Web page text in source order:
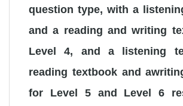
question type, with a
and a reading and writing
Level 4, and a listening
reading textbook and
for Level 5 and Level 6